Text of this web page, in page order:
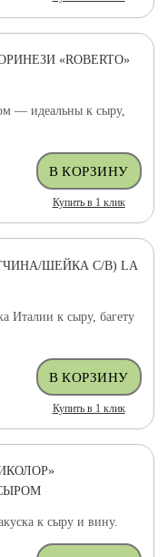
«ROBERTO»
— идеальны к сыру,
Купить в 1 клик
ШЕЙКА С/В) LA
Италии к сыру, багету
Купить в 1 клик
к сыру и вину.